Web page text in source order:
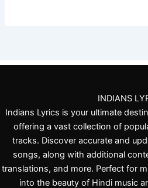
INDIANS
Indians Lyrics is your ultimate
offering a vast collection of
tracks. Discover accurate and
songs, along with additional
translations, and more. Perfect for
into the beauty of Hindi music